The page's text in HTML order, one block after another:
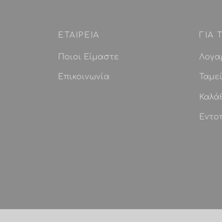
ΕΤΑΙΡEIΑ
Ποιοι Είμαστε
Επικοινωνία
ΓΙΑ